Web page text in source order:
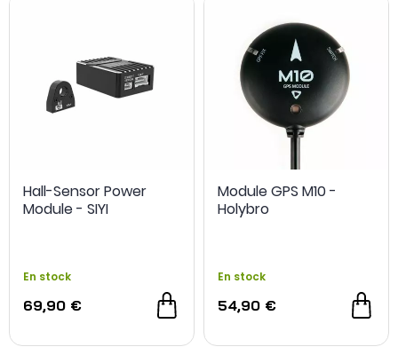
Hall-Sensor Power
Module - SIYI
En stock
69,90 €
Module GPS M10 -
Holybro
En stock
54,90 €